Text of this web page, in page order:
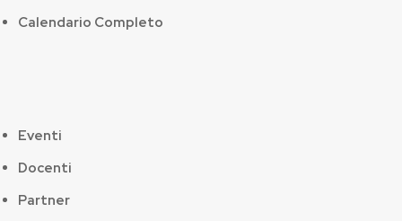
Calendario Completo
Eventi
Docenti
Partner